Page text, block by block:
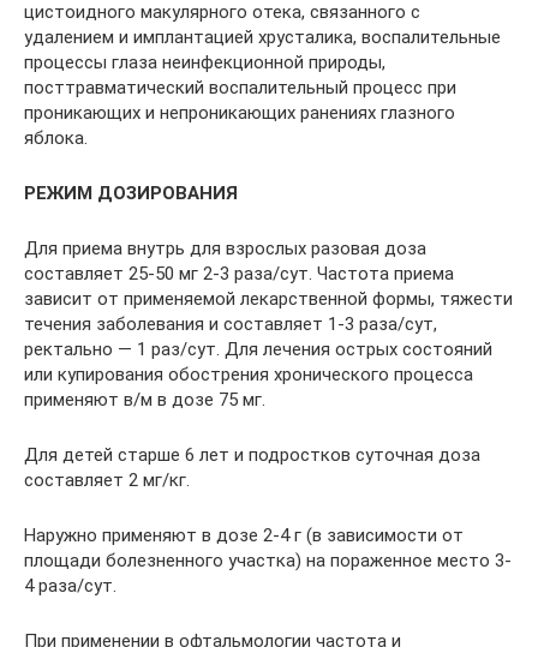
цистоидного макулярного отека, связанного с
удалением и имплантацией хрусталика, воспалительные
процессы глаза неинфекционной природы,
посттравматический воспалительный процесс при
проникающих и непроникающих ранениях глазного
яблока.
РЕЖИМ ДОЗИРОВАНИЯ
Для приема внутрь для взрослых разовая доза
составляет 25-50 мг 2-3 раза/сут. Частота приема
зависит от применяемой лекарственной формы, тяжести
течения заболевания и составляет 1-3 раза/сут,
ректально — 1 раз/сут. Для лечения острых состояний
или купирования обострения хронического процесса
применяют в/м в дозе 75 мг.
Для детей старше 6 лет и подростков суточная доза
составляет 2 мг/кг.
Наружно применяют в дозе 2-4 г (в зависимости от
площади болезненного участка) на пораженное место 3-
4 раза/сут.
При применении в офтальмологии частота и